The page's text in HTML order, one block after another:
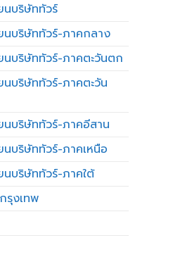
นบริษัททัวร์
นบริษัททัวร์-ภาคกลาง
นบริษัททัวร์-ภาคตะวันตก
นบริษัททัวร์-ภาคตะวัน
นบริษัททัวร์-ภาคอีสาน
นบริษัททัวร์-ภาคเหนือ
นบริษัททัวร์-ภาคใต้
รุงเทพ